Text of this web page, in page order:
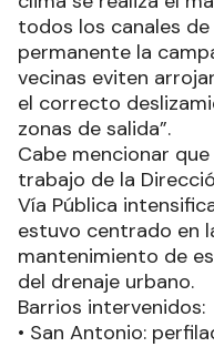
todos los canales
permanente la
vecinas eviten
el correcto
zonas de salida”.
Cabe mencionar
trabajo de la
Vía Pública
estuvo centrado en
mantenimiento de
del drenaje urbano.
Barrios intervenidos:
• San Antonio: